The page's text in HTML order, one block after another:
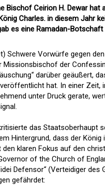
Bischof Ceirion H. Dewar hat
Charles. in diesem Jahr
es eine Ramadan-Botschaft
Schwere Vorwürfe gegen
Missionsbischof der
darüber geäußert,
hat. In einer Zeit,
unter Druck gerate,
das Staatsoberhaupt
Hintergrund, dass der König
klaren Fokus auf den
of the Church of
Defensor“ (Verteidiger
gefährdet: